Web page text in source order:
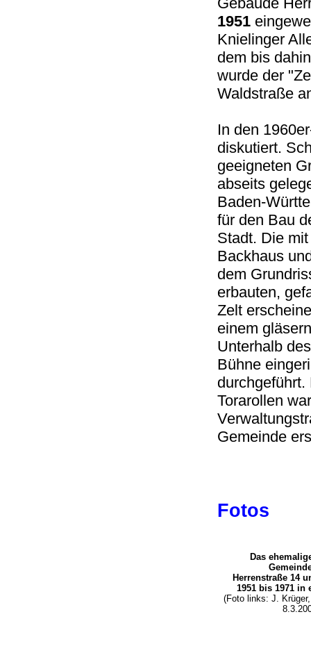
1951
Knielinger
dem bis
wurde der
Waldstraße
In den
diskutiert.
geeigneten
abseits
Baden-
für den Bau
Stadt. Die
Backhaus
dem
erbauten,
Zelt
einem
Unterhalb
Bühne
Torarollen
Gemeinde
Fotos
Das
Herrenstraße 14
1951 bis 1971 in
(Foto links: J.